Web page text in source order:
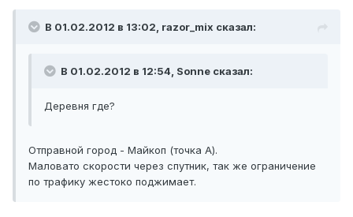
В 01.02.2012 в 13:02, razor_mix сказал:
В 01.02.2012 в 12:54, Sonne сказал:
Деревня где?
Отправной город - Майкоп (точка А).
Маловато скорости через спутник, так же ограничение
по трафику жестоко поджимает.